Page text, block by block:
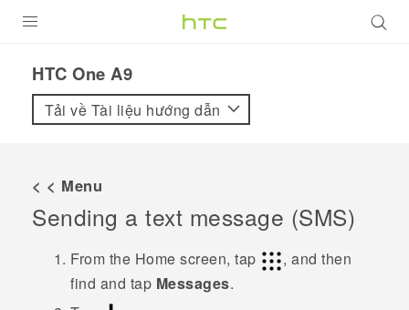
VIVE
VIVERSE
ỨNG DỤNG
HỖ TRỢ
HTC One A9‎
Tải về Tài liệu hướng dẫn
< < Menu
Sending a text message (SMS)
From the Home screen, tap
, and then
find and tap Messages.